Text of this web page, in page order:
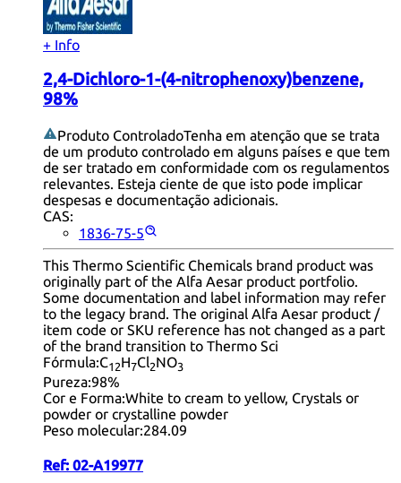
+ Info
2,4-Dichloro-1-(4-nitrophenoxy)benzene,
98%
Produto ControladoTenha em atenção que se trata
de um produto controlado em alguns países e que tem
de ser tratado em conformidade com os regulamentos
relevantes. Esteja ciente de que isto pode implicar
despesas e documentação adicionais.
CAS:
1836-75-5
This Thermo Scientific Chemicals brand product was
originally part of the Alfa Aesar product portfolio.
Some documentation and label information may refer
to the legacy brand. The original Alfa Aesar product /
item code or SKU reference has not changed as a part
of the brand transition to Thermo Sci
Fórmula:C12H7Cl2NO3
Pureza:98%
Cor e Forma:White to cream to yellow, Crystals or
powder or crystalline powder
Peso molecular:284.09
Ref: 02-A19977